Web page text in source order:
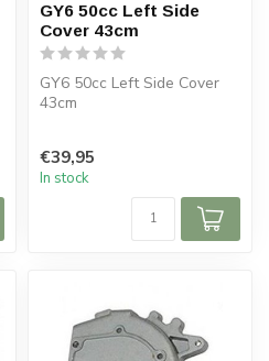
GY6 50cc Left Side
Cover 43cm
GY6 50cc Left Side Cover
43cm
€39,95
In stock